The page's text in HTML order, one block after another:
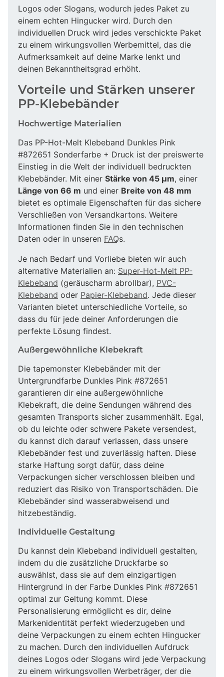
Logos oder Slogans, wodurch jedes Paket zu
einem echten Hingucker wird. Durch den
individuellen Druck wird jedes verschickte Paket
zu einem wirkungsvollen Werbemittel, das die
Aufmerksamkeit auf deine Marke lenkt und
deinen Bekanntheitsgrad erhöht.
Vorteile und Stärken unserer
PP-Klebebänder
Hochwertige Materialien
Das PP-Hot-Melt Klebeband Dunkles Pink
#872651 Sonderfarbe + Druck ist der preiswerte
Einstieg in die Welt der individuell bedruckten
Klebebänder. Mit einer Stärke von 45 µm, einer
Länge von 66 m und einer Breite von 48 mm
bietet es optimale Eigenschaften für das sichere
Verschließen von Versandkartons. Weitere
Informationen finden Sie in den technischen
Daten oder in unseren FAQs.
Je nach Bedarf und Vorliebe bieten wir auch
alternative Materialien an: Super-Hot-Melt PP-
Klebeband (geräuscharm abrollbar), PVC-
Klebeband oder Papier-Klebeband. Jede dieser
Varianten bietet unterschiedliche Vorteile, so
dass du für jede deiner Anforderungen die
perfekte Lösung findest.
Außergewöhnliche Klebekraft
Die tapemonster Klebebänder mit der
Untergrundfarbe Dunkles Pink #872651
garantieren dir eine außergewöhnliche
Klebekraft, die deine Sendungen während des
gesamten Transports sicher zusammenhält. Egal,
ob du leichte oder schwere Pakete versendest,
du kannst dich darauf verlassen, dass unsere
Klebebänder fest und zuverlässig haften. Diese
starke Haftung sorgt dafür, dass deine
Verpackungen sicher verschlossen bleiben und
reduziert das Risiko von Transportschäden. Die
Klebebänder sind wasserabweisend und
hitzebeständig.
Individuelle Gestaltung
Du kannst dein Klebeband individuell gestalten,
indem du die zusätzliche Druckfarbe so
auswählst, dass sie auf dem einzigartigen
Hintergrund in der Farbe Dunkles Pink #872651
optimal zur Geltung kommt. Diese
Personalisierung ermöglicht es dir, deine
Markenidentität perfekt wiederzugeben und
deine Verpackungen zu einem echten Hingucker
zu machen. Durch den individuellen Aufdruck
deines Logos oder Slogans wird jede Verpackung
zu einem wirkungsvollen Werbeträger, der die